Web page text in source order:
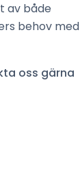
av både
behov med
oss gärna